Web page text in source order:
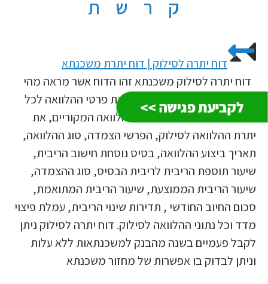
לקביעת פגישה >>
ק
ר ש ת
דוח יתרה לסילוק | דוח יתרת משכנתא
דוח יתרה לסילוק משכנתא זהו הדוח אשר מראה מהי
יתרת ההלוואה לסילוק ומפרט את פרטי ההלוואה לכל
סעיפיו. הדוח כולל את תנאי ההלוואה המקוריים, את
יתרת ההלוואה לסילוק, הפרשי הצמדה, סוג ההלוואה,
תאריך ביצוע ההלוואה, בסיס נוסחת חישוב הריבית,
שיעור תוספת הריבית לריבית הבסיס, סוג ההצמדה,
שיעור הריבית הממוצעת, שיעור הריבית המתואמת,
סכום החיוב החודשי , תדירות שינוי הריבית, עמלת פיצוי
מדד וכל נתוני ההלוואה לסילוק. דוח יתרה לסילוק ניתן
לקבל פעמיים בשנה מהבנק למשכנתאות ללא עלות
וניתן לבדוק בו אפשרות של מחזור משכנתא